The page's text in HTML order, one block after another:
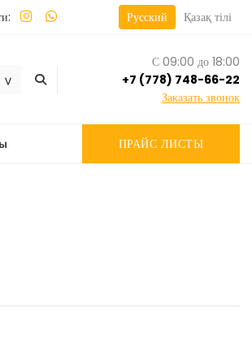
Русский Қазақ тілі
С 09:00 до 18:00
+7 (778) 748-66-22
Заказать звонок
ПРАЙС ЛИСТЫ